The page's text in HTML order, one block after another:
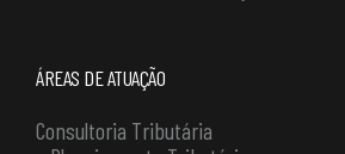
ÁREAS DE ATUAÇÃO
Consultoria Tributária